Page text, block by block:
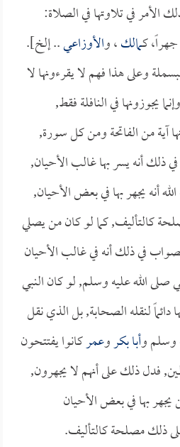
الأمر في تلاوتها في الصلاة:
كـمالك، والأوزاعي.. إلخ].
وعلى هذا فهم لا يقرءونها لا
يجوزونها في النافلة فقط,
آية من الفاتحة ومن كل سورة,
ذلك أنه يسر بها غالب الأحيان,
أنه يجهر بها في بعض الأحيان,
كالتأليف, كما لو كان من يصلي
في ذلك أنه في غالب الأحيان
الله عليه وسلم, لو كان النبي
لنقله الصحابة, بل الذي نقل
وسلم وأبا بكروعمركانوا يفتتحون
فدل ذلك على أنهم لا يجهرون,
يجهر بها في بعض الأحيان
ذلك مصلحة كالتأليف.